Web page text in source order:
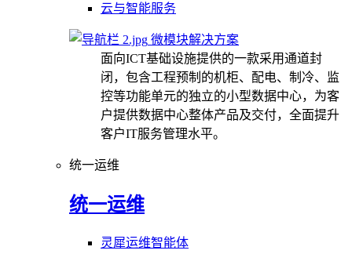
云与智能服务
微模块解决方案
面向ICT基础设施提供的一款采用通道封
闭，包含工程预制的机柜、配电、制冷、监
控等功能单元的独立的小型数据中心，为客
户提供数据中心整体产品及交付，全面提升
客户IT服务管理水平。
统一运维
统一运维
灵犀运维智能体